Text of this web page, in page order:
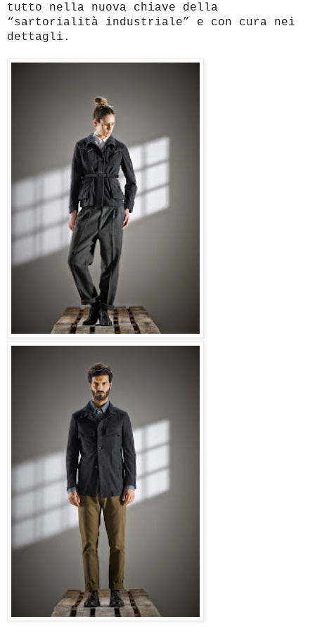
tutto nella nuova chiave della
“sartorialità industriale” e con cura nei
dettagli.